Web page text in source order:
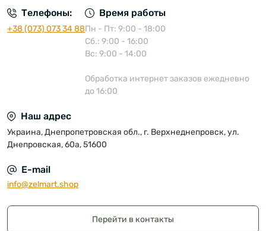
Телефоны:
+38 (073) 073 34 88
Время работы
Пн - Пт: 9:00 - 18:00
Сб.: 9:00 - 16:00
Вс: 9:00 - 14:00
Обработка интернет заказов ежедневно
до 16:00
Наш адрес
Украина, Днепропетровская обл., г. Верхнеднепровск, ул.
Днепровская, 60а, 51600
E-mail
info@zelmart.shop
Перейти в контакты